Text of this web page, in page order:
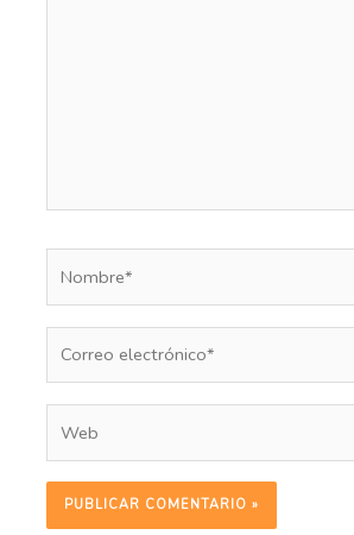
electrónico*